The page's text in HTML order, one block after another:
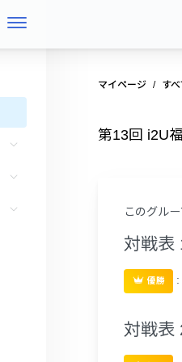
マイページ す
第13回 i2U
このグル
対戦表
優勝 :
対戦表